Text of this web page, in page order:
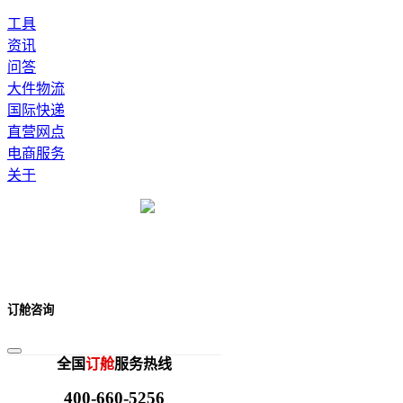
工具
资讯
问答
大件物流
国际快递
直营网点
电商服务
关于
订舱咨询
全国订舱服务热线
400-660-5256